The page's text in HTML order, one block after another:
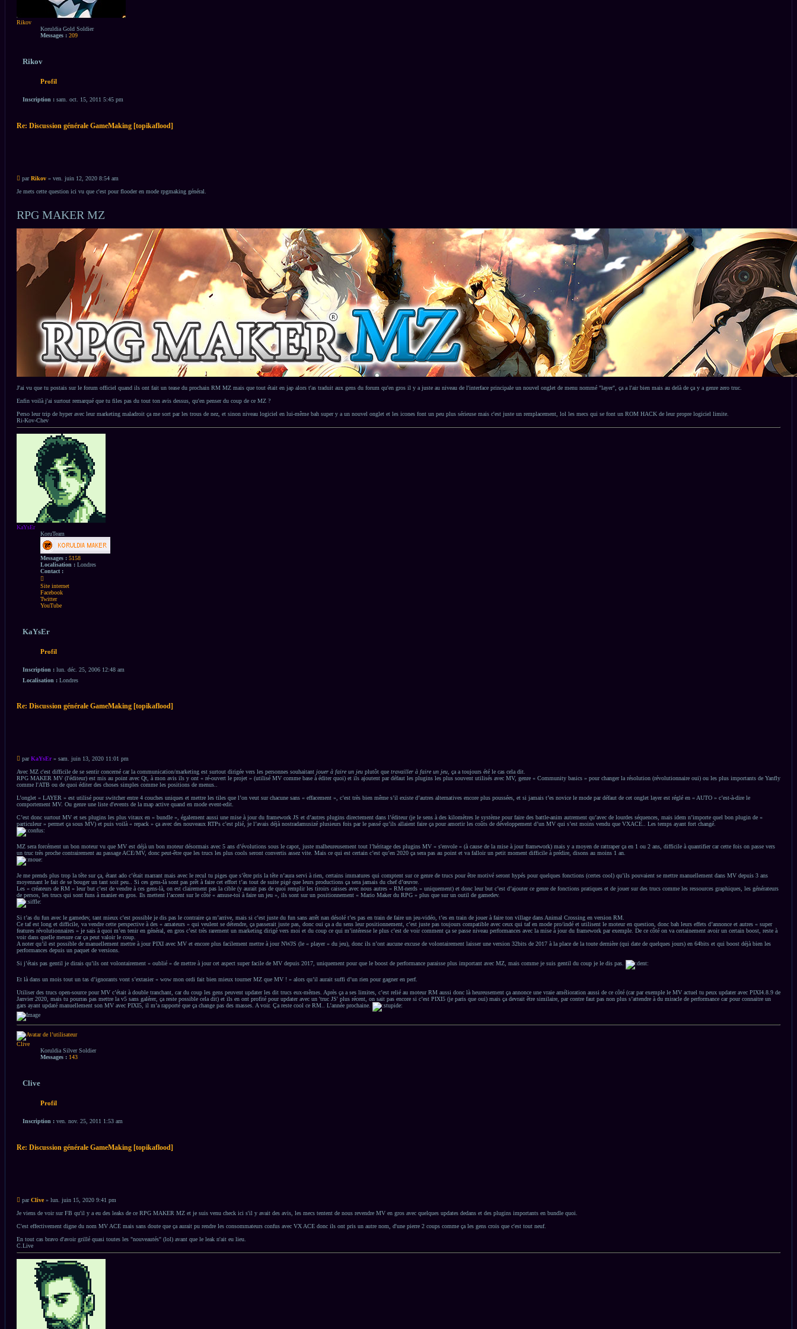
Rikov
Koruldia Gold Soldier
Messages : 209
Rikov
Profil
Inscription : sam. oct. 15, 2011 5:45 pm
Re: Discussion générale GameMaking [topikaflood]
Message
non
lu
parRikov » ven. juin 12, 2020 8:54 am
Je mets cette question ici vu que c'est pour flooder en mode rpgmaking général.
RPG MAKER MZ
J'ai vu que tu postais sur le forum officiel quand ils ont fait un tease du prochain RM MZ mais que tout était en jap alors t'as traduit aux gens du forum qu'en gros il y a juste au niveau de l'interface principale un nouvel onglet de menu nommé "layer", ça a l'air bien mais au delà de ça y a genre zero truc.
Enfin voilà j'ai surtout remarqué que tu files pas du tout ton avis dessus, qu'en penser du coup de ce MZ ?
Perso leur trip de hyper avec leur marketing maladroit ça me sort par les trous de nez, et sinon niveau logiciel en lui-même bah super y a un nouvel onglet et les icones font un peu plus sérieuse mais c'est juste un remplacement, lol les mecs qui se font un ROM HACK de leur propre logiciel limite.
Ri-Kov-Chev
Haut
KaYsEr
KoruTeam
Messages : 5158
Localisation : Londres
Contact :
KaYsEr
Site internet
Facebook
Twitter
YouTube
KaYsEr
Profil
Inscription : lun. déc. 25, 2006 12:48 am
Localisation : Londres
Re: Discussion générale GameMaking [topikaflood]
Message
non
lu
parKaYsEr» sam. juin 13, 2020 11:01 pm
Avec MZ c'est difficile de se sentir concerné car la communication/marketing est surtout dirigée vers les personnes souhaitant jouer à faire un jeu plutôt que travailler à faire un jeu , ça a toujours été le cas cela dit.
RPG MAKER MV (l'éditeur) est mis au point avec Qt, à mon avis ils y ont « ré-ouvert le projet » (utilisé MV comme base à éditer quoi) et ils ajoutent par défaut les plugins les plus souvent utilisés avec MV, genre « Community basics » pour changer la résolution (révolutionnaire oui) ou les plus importants de Yanfly
comme l'ATB ou de quoi éditer des choses simples comme les positions de menus..
L’onglet « LAYER » est utilisé pour switcher entre 4 couches uniques et mettre les tiles que l’on veut sur chacune sans « effacement », c’est très bien même s’il existe d’autres alternatives encore plus poussées, et si jamais t’es novice le mode par défaut de cet onglet layer est réglé en « AUTO » c’est-à-dire le
comportement MV. Ou genre une liste d'events de la map active quand en mode event-edit.
C’est donc surtout MV et ses plugins les plus vitaux en « bundle », également aussi une mise à jour du framework JS et d’autres plugins directement dans l’éditeur (je le sens à des kilomètres le système pour faire des battle-anim autrement qu’avec de lourdes séquences, mais idem n’importe quel bon plugin de «
particuleur » permet ça sous MV) et puis voilà « repack » ça avec des nouveaux RTPs c’est plié, je l’avais déjà nostradamusizé plusieurs fois par le passé qu’ils allaient faire ça pour amortir les coûts de développement d’un MV qui s’est moins vendu que VXACE.. Les temps ayant fort changé.
MZ sera forcément un bon moteur vu que MV est déjà un bon moteur désormais avec 5 ans d’évolutions sous le capot, juste malheureusement tout l’héritage des plugins MV « s'envole » (à cause de la mise à jour framework) mais y a moyen de rattraper ça en 1 ou 2 ans, difficile à quantifier car cette fois on passe vers
un truc très proche contrairement au passage ACE/MV, donc peut-être que les trucs les plus cools seront convertis assez vite. Mais ce qui est certain c’est qu’en 2020 ça sera pas au point et va falloir un petit moment difficile à prédire, disons au moins 1 an.
Je me prends plus trop la tête sur ça, étant ado c’était marrant mais avec le recul tu piges que s’être pris la tête n’aura servi à rien, certains immatures qui comptent sur ce genre de trucs pour être motivé seront hypés pour quelques fonctions (certes cool) qu’ils pouvaient se mettre manuellement dans MV depuis 3 ans
moyennant le fait de se bouger un tant soit peu.. Si ces gens-là sont pas prêt à faire cet effort t’as tout de suite pigé que leurs productions ça sera jamais du chef d’œuvre.
Les « créateurs de RM » leur but c’est de vendre à ces gens-là, on est clairement pas la cible (y aurait pas de quoi remplir les tiroirs caisses avec nous autres « RM-nerds » uniquement) et donc leur but c’est d’ajouter ce genre de fonctions pratiques et de jouer sur des trucs comme les ressources graphiques, les générateurs
de persos, les trucs qui sont funs à manier en gros. Ils mettent l’accent sur le côté « amuse-toi à faire un jeu », ils sont sur un positionnement « Mario Maker du RPG » plus que sur un outil de gamedev.
Si t’as du fun avec le gamedev, tant mieux c’est possible je dis pas le contraire ça m’arrive, mais si c’est juste du fun sans arrêt nan désolé t’es pas en train de faire un jeu-vidéo, t’es en train de jouer à faire ton village dans Animal Crossing en version RM.
Ce taf est long et difficile, va vendre cette perspective à des « amateurs » qui veulent se détendre, ça passerait juste pas, donc oui ça a du sens leur positionnement, c’est juste pas toujours compatible avec ceux qui taf en mode pro/indé et utilisent le moteur en question, donc bah leurs effets d’annonce et autres « super
features révolutionnaires » je sais à quoi m’en tenir en général, en gros c’est très rarement un marketing dirigé vers moi et du coup ce qui m’intéresse le plus c’est de voir comment ça se passe niveau performances avec la mise à jour du framework par exemple. De ce côté on va certainement avoir un certain boost, reste à
voir dans quelle mesure car ça peut valoir le coup.
A noter qu’il est possible de manuellement mettre à jour PIXI avec MV et encore plus facilement mettre à jour NWJS (le « player » du jeu), donc ils n’ont aucune excuse de volontairement laisser une version 32bits de 2017 à la place de la toute dernière (qui date de quelques jours) en 64bits et qui boost déjà bien les
performances depuis un paquet de versions.
Si j’étais pas gentil je dirais qu’ils ont volontairement « oublié » de mettre à jour cet aspect super facile de MV depuis 2017, uniquement pour que le boost de performance paraisse plus important avec MZ, mais comme je suis gentil du coup je le dis pas.
Et là dans un mois tout un tas d’ignorants vont s’extasier « wow mon ordi fait bien mieux tourner MZ que MV ! » alors qu’il aurait suffi d’un rien pour gagner en perf.
Utiliser des trucs open-source pour MV c’était à double tranchant, car du coup les gens peuvent updater les dit trucs eux-mêmes. Après ça a ses limites, c’est relié au moteur RM aussi donc là heureusement ça annonce une vraie amélioration aussi de ce côté (car par exemple le MV actuel tu peux updater avec PIXI4.8.9 de
Janvier 2020, mais tu pourras pas mettre la v5 sans galérer, ça reste possible cela dit) et ils en ont profité pour updater avec un 'truc JS' plus récent, on sait pas encore si c’est PIXI5 (je paris que oui) mais ça devrait être similaire, par contre faut pas non plus s’attendre à du miracle de performance car pour connaitre un
gars ayant updaté manuellement son MV avec PIXI5, il m’a rapporté que ça change pas des masses. A voir. Ça reste cool ce RM.. L’année prochaine.
Haut
Clive
Koruldia Silver Soldier
Messages : 143
Clive
Profil
Inscription : ven. nov. 25, 2011 1:53 am
Re: Discussion générale GameMaking [topikaflood]
Message
non
lu
parClive» lun. juin 15, 2020 9:41 pm
Je viens de voir sur FB qu'il y a eu des leaks de ce RPG MAKER MZ et je suis venu check ici s'il y avait des avis, les mecs tentent de nous revendre MV en gros avec quelques updates dedans et des plugins importants en bundle quoi.
C'est effectivement digne du nom MV ACE mais sans doute que ça aurait pu rendre les consommateurs confus avec VX ACE donc ils ont pris un autre nom, d'une pierre 2 coups comme ça les gens crois que c'est tout neuf.
En tout cas bravo d'avoir grillé quasi toutes les "nouveautés" (lol) avant que le leak n'ait eu lieu.
C.Live
Haut